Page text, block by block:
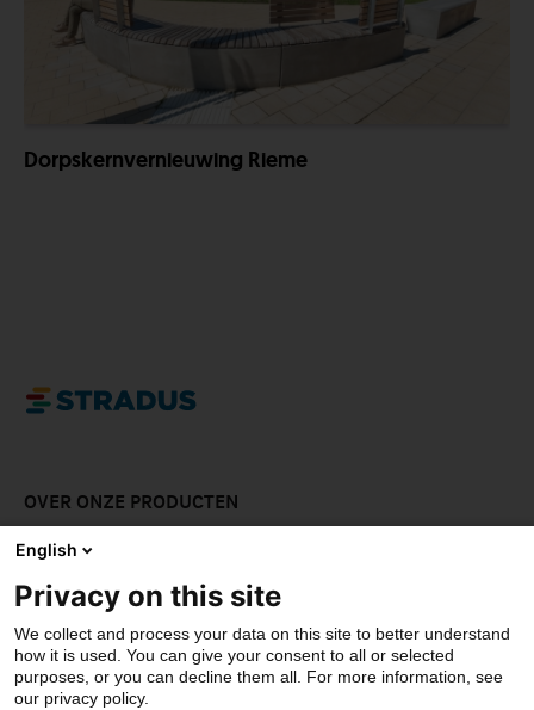
Dorpskernvernieuwing Rieme
OVER ONZE PRODUCTEN
LAAT JE INSPIREREN
DOWNLOADS
CONTACT
English
Privacy on this site
We collect and process your data on this site to better understand
how it is used. You can give your consent to all or selected
purposes, or you can decline them all. For more information, see
our privacy policy.